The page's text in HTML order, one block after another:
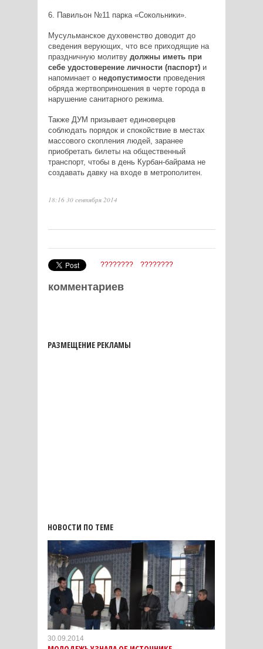
6. Павильон №11 парка «Сокольники».
Мусульманское духовенство доводит до
сведения верующих, что все приходящие на
праздничную молитву должны иметь при
себе удостоверение личности (паспорт)и
напоминает о недопустимости проведения
обряда жертвоприношения в черте города в
нарушение санитарного режима.
Также ДУМ призывает единоверцев
соблюдать порядок и спокойствие в местах
массового скопления людей, заранее
приобретать билеты на общественный
транспорт, чтобы в день Курбан-байрама не
создавать давку на входе в метрополитен.
18:16 30 сентября 2014
???????? ????????
комментариев
РАЗМЕЩЕНИЕ РЕКЛАМЫ
НОВОСТИ ПО ТЕМЕ
30.09.2014